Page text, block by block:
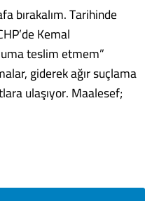
bırakalım. Tarihinde
Kemal
teslim etmem”
giderek ağır suçlama
ulaşıyor. Maalesef;